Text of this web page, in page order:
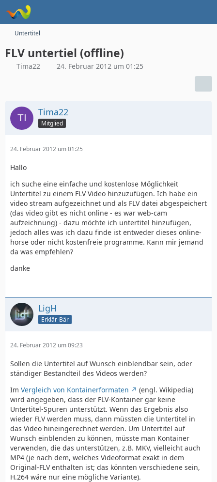
Untertitel
FLV untertiel (offline)
Tima22 24. Februar 2012 um 01:25
Tima22
Mitglied
24. Februar 2012 um 01:25
Hallo
ich suche eine einfache und kostenlose Möglichkeit
Untertitel zu einem FLV Video hinzuzufügen. Ich habe ein
video stream aufgezeichnet und als FLV datei abgespeichert
(das video gibt es nicht online - es war web-cam
aufzeichnung) - dazu möchte ich untertitel hinzufügen,
jedoch alles was ich dazu finde ist entweder dieses online-
horse oder nicht kostenfreie programme. Kann mir jemand
da was empfehlen?
danke
LigH
Erklär-Bär
24. Februar 2012 um 09:23
Sollen die Untertitel auf Wunsch einblendbar sein, oder
ständiger Bestandteil des Videos werden?
Im Vergleich von Kontainerformaten
(engl. Wikipedia)
wird angegeben, dass der FLV-Kontainer gar keine
Untertitel-Spuren unterstützt. Wenn das Ergebnis also
wieder FLV werden muss, dann müssten die Untertitel in
das Video hineingerechnet werden. Um Untertitel auf
Wunsch einblenden zu können, müsste man Kontainer
verwenden, die das unterstützen, z.B. MKV, vielleicht auch
MP4 (je nach dem, welches Videoformat exakt in dem
Original-FLV enthalten ist; das könnten verschiedene sein,
H.264 wäre nur eine mögliche Variante).